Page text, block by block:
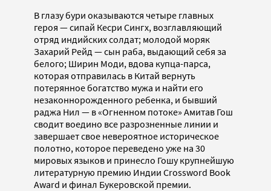
В глазу бури оказываются четыре главных
героя — сипай Кесри Сингх, возглавляющий
отряд индийских солдат; молодой моряк
Захарий Рейд — сын раба, выдающий себя за
белого; Ширин Моди, вдова купца-парса,
которая отправилась в Китай вернуть
потерянное богатство мужа и найти его
незаконнорожденного ребенка, и бывший
раджа Нил — в «Огненном потоке» Амитав Гош
сводит воедино все разрозненные линии и
завершает свое невероятное историческое
полотно, которое переведено уже на 30
мировых языков и принесло Гошу крупнейшую
литературную премию Индии Crossword Book
Award и финал Букеровской премии.